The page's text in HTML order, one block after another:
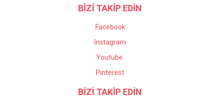
BİZİ TAKİP EDİN
Facebook
Instagram
Youtube
Pinterest
BİZİ TAKİP EDİN